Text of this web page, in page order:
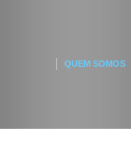
QUEM SOMOS